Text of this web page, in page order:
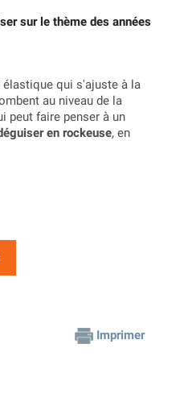
sur le thème des années
qui s'ajuste à la
au niveau de la
peut faire penser à un
en rockeuse, en
Imprimer